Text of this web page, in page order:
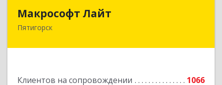
Макрософт Лайт
Пятигорск
Клиентов на сопровождении 1066
357501, Ставропольский край, Пятигорск г,